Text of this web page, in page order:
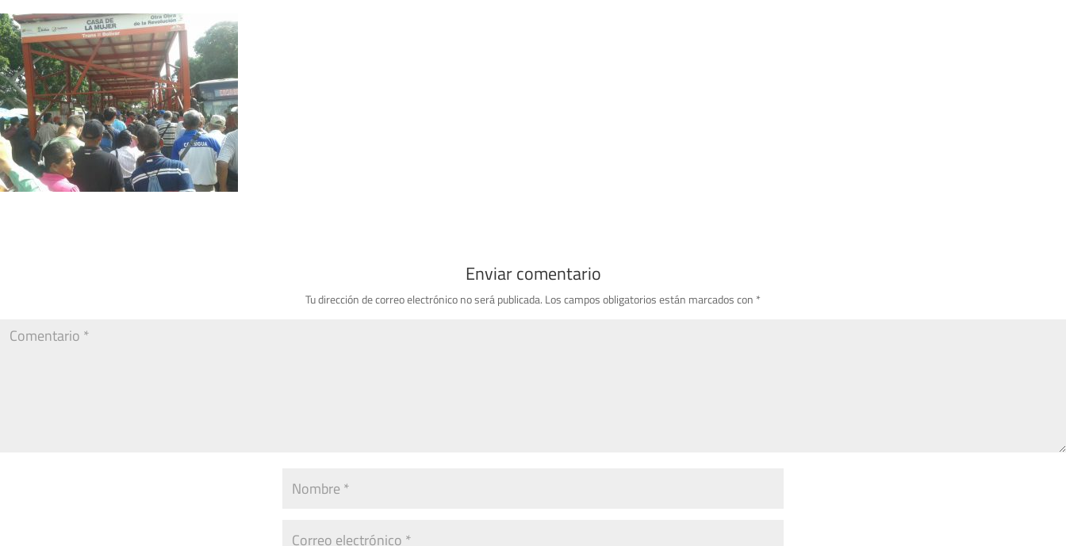
Enviar comentario
Tu dirección de correo electrónico no será publicada. Los campos obligatorios están marcados con *